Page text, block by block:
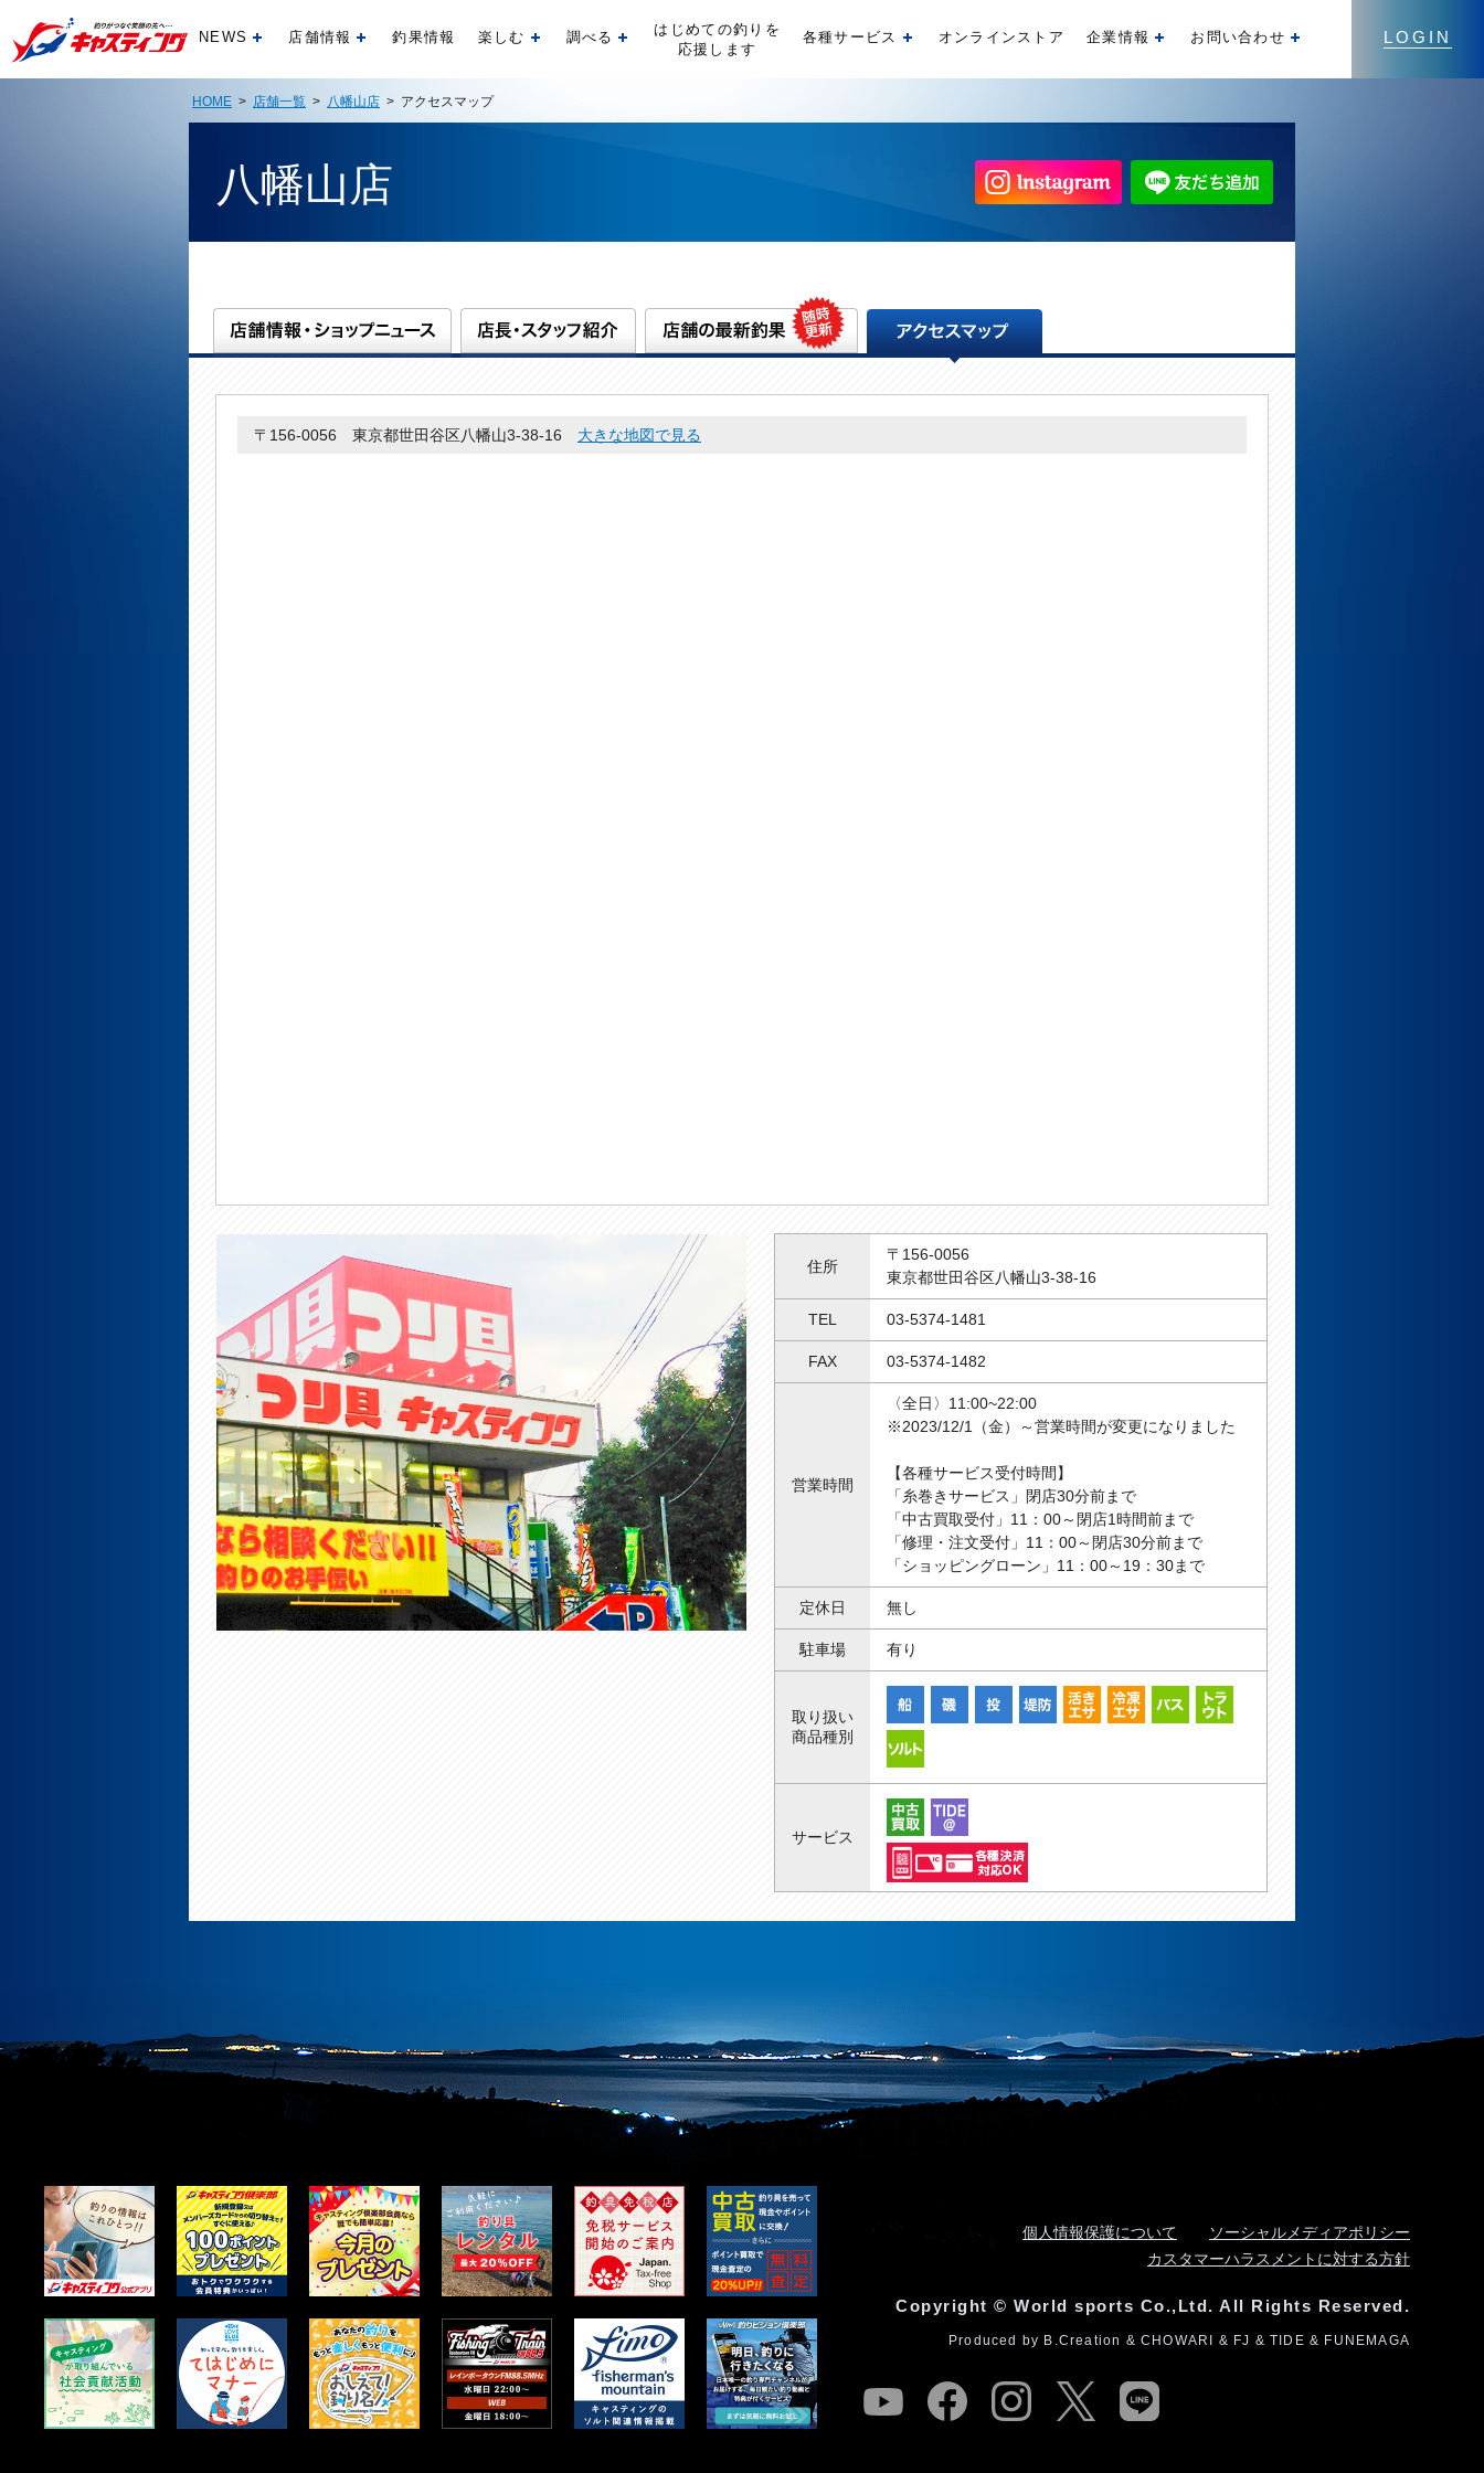
LOGIN
NEWS 開く店舗情報 開く釣果情報 楽しむ 開く調べる 開く
はじめての釣りを
応援します
各種サービス 開くオンラインストア 企業情報 開くお問い合わせ
HOME > 店舗一覧 > 八幡山店 > アクセスマップ
八幡山店
〒156-0056 東京都世田谷区八幡山3-38-16 大きな地図で見る
住所
〒156-0056
東京都世田谷区八幡山3-38-16
TEL 03-5374-1481
FAX 03-5374-1482
営業時間
〈全日〉11:00~22:00
※2023/12/1（金）～営業時間が変更になりました
【各種サービス受付時間】
「糸巻きサービス」閉店30分前まで
「中古買取受付」11：00～閉店1時間前まで
「修理・注文受付」11：00～閉店30分前まで
「ショッピングローン」11：00～19：30まで
定休日 無し
駐車場 有り
取り扱い
商品種別
サービス
個人情報保護について
ソーシャルメディアポリシー
カスタマーハラスメントに対する方針
Copyright © World sports Co.,Ltd. All Rights Reserved.
Produced by B.Creation & CHOWARI & FJ & TIDE & FUNEMAGA
youtube facebook instagram twitter